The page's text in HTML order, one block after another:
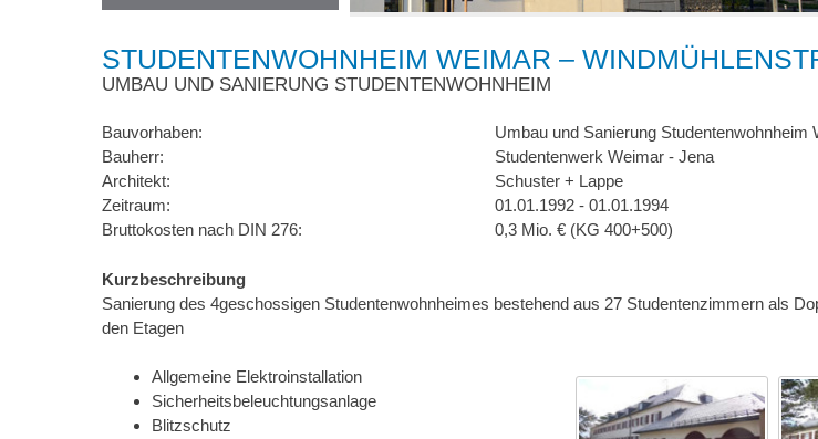
STUDENTENWOHNHEIM WEIMAR –
UMBAU UND SANIERUNG STUDENTENWOHNHEIM
Bauvorhaben:
Umbau und Sanierung Studentenwohnheim
Bauherr:
Studentenwerk Weimar - Jena
Architekt:
Schuster + Lappe
Zeitraum:
01.01.1992 - 01.01.1994
Bruttokosten nach DIN 276:
0,3 Mio. € (KG 400+500)
Kurzbeschreibung
Sanierung des 4geschossigen Studentenwohnheimes bestehend aus 27 Studentenzimmern als
den Etagen
Allgemeine Elektroinstallation
Sicherheitsbeleuchtungsanlage
Blitzschutz